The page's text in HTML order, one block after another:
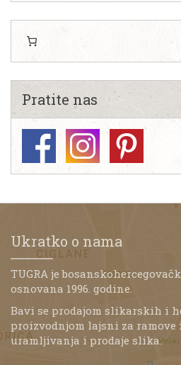
Pratite nas
Ukratko o nama
TUGRA je
osnovana 1996. godine.
Bavi se prodajom slikarskih i
proizvodnjom lajsni za ramove
uramljivanja i prodaje slika.